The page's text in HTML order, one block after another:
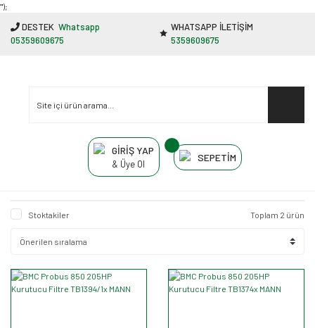
"');
DESTEK Whatsapp
05359609675
WHATSAPP İLETİŞİM
5359609675
GİRİŞ YAP
& Üye Ol
SEPETİM
Stoktakiler Toplam 2 ürün